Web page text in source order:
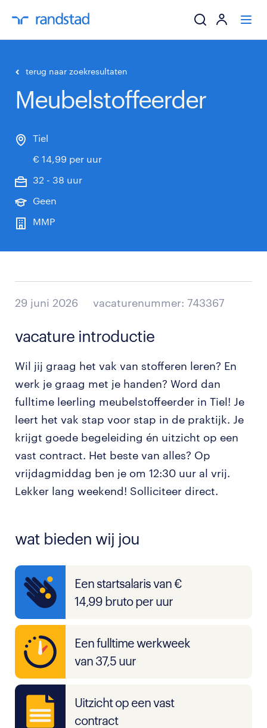
werkgevers
terug naar zoekresultaten
Meubelstoffeerder
Tiel
€ 14,99 per uur
32 - 38 uur
Geen
MMP
29 juni 2026 vacaturenummer: 743367
vacature introductie
Wil jij graag het vak van stofferen leren? En
werk je graag met je handen? Word dan
fulltime leerling meubelstoffeerder in Tiel! Je
leert het vak stap voor stap in de praktijk. Je
krijgt goede begeleiding én uitzicht op een
vast contract. Het beste van alles? Op
vrijdagmiddag ben je om 12:30 uur al vrij.
Lekker lang weekend! Solliciteer direct.
wat bieden wij jou
Een startsalaris van €
14,99 bruto per uur
Een fulltime werkweek
van 37,5 uur
Uitzicht op een vast
contract